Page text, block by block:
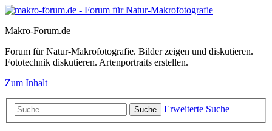
Makro-Forum.de
Forum für Natur-Makrofotografie. Bilder zeigen und diskutieren.
Fototechnik diskutieren. Artenportraits erstellen.
Zum Inhalt
Suche Erweiterte Suche